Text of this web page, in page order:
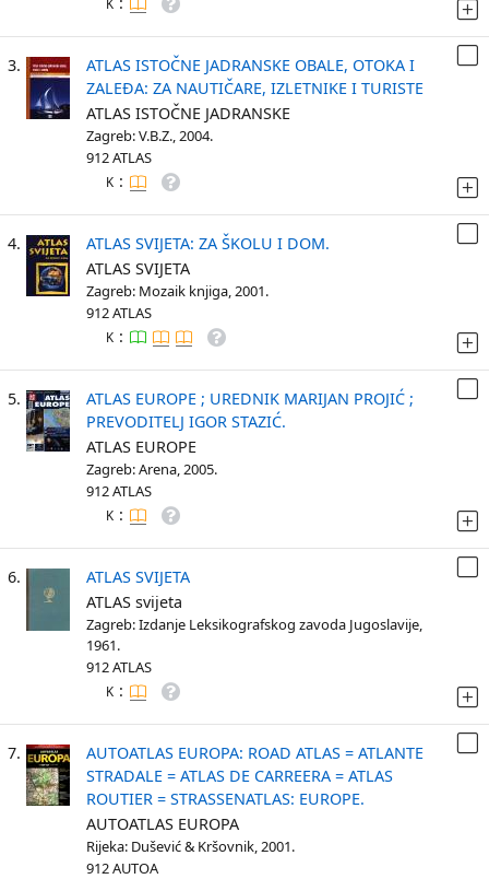
K
3.
ATLAS ISTOČNE JADRANSKE OBALE, OTOKA I
ZALEĐA: ZA NAUTIČARE, IZLETNIKE I TURISTE
ATLAS ISTOČNE JADRANSKE
Zagreb: V.B.Z., 2004.
912 ATLAS
K :
4.
ATLAS SVIJETA: ZA ŠKOLU I DOM.
ATLAS SVIJETA
Zagreb: Mozaik knjiga, 2001.
912 ATLAS
K :
5.
ATLAS EUROPE ; UREDNIK MARIJAN PROJIĆ ;
PREVODITELJ IGOR STAZIĆ.
ATLAS EUROPE
Zagreb: Arena, 2005.
912 ATLAS
K :
6.
ATLAS SVIJETA
ATLAS svijeta
Zagreb: Izdanje Leksikografskog zavoda Jugoslavije,
1961.
912 ATLAS
K :
7.
AUTOATLAS EUROPA: ROAD ATLAS = ATLANTE
STRADALE = ATLAS DE CARREERA = ATLAS
ROUTIER = STRASSENATLAS: EUROPE.
AUTOATLAS EUROPA
Rijeka: Dušević & Kršovnik, 2001.
912 AUTOA